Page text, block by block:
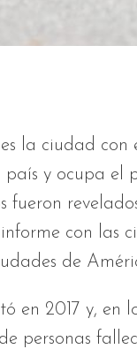
la ciudad con
y ocupa el
fueron
con las
de
en 2017 y, en
personas